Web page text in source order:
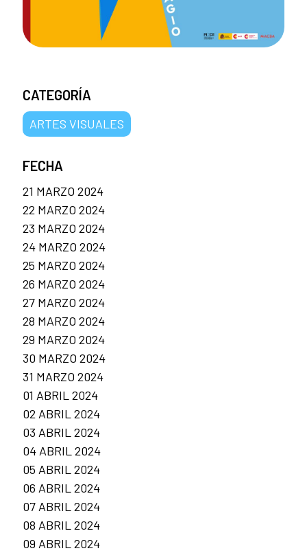
CATEGORÍA
ARTES VISUALES
FECHA
21 MARZO 2024
22 MARZO 2024
23 MARZO 2024
24 MARZO 2024
25 MARZO 2024
26 MARZO 2024
27 MARZO 2024
28 MARZO 2024
29 MARZO 2024
30 MARZO 2024
31 MARZO 2024
01 ABRIL 2024
02 ABRIL 2024
03 ABRIL 2024
04 ABRIL 2024
05 ABRIL 2024
06 ABRIL 2024
07 ABRIL 2024
08 ABRIL 2024
09 ABRIL 2024